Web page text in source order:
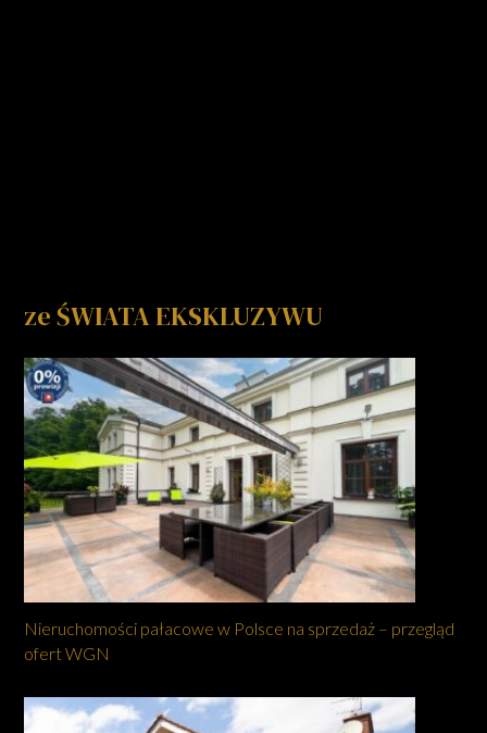
ze ŚWIATA EKSKLUZYWU
Nieruchomości pałacowe w Polsce na sprzedaż – przegląd
ofert WGN